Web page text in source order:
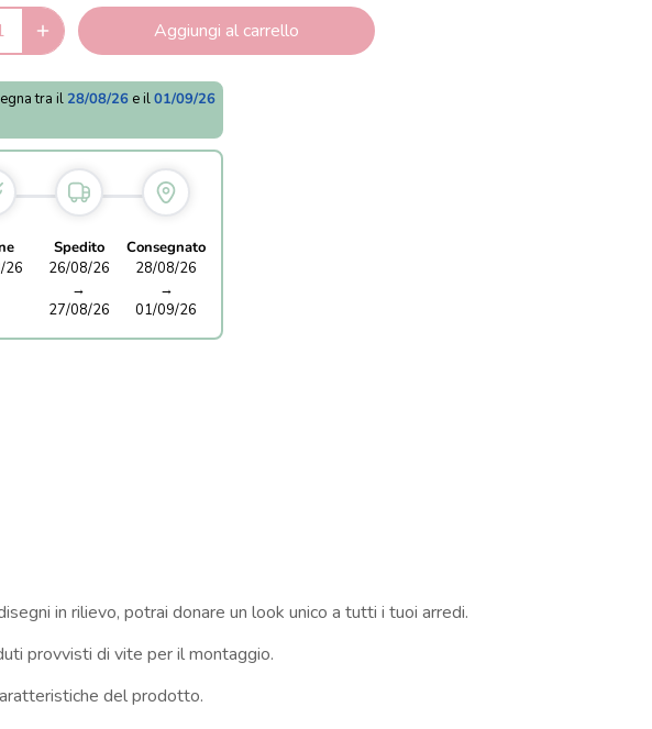
Aggiungi al carrello
tra il 28/08/26 e il01/09/26
26
Spedito
26/08/26
→
27/08/26
Consegnato
28/08/26
→
01/09/26
in rilievo, potrai donare un look unico a tutti i tuoi arredi.
provvisti di vite per il montaggio.
del prodotto.